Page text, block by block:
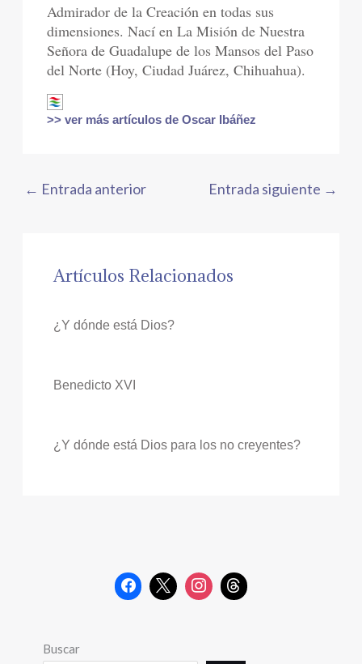
Admirador de la Creación en todas sus
dimensiones. Nací en La Misión de Nuestra
Señora de Guadalupe de los Mansos del Paso
del Norte (Hoy, Ciudad Juárez, Chihuahua).
>> ver más artículos de Oscar Ibáñez
← Entrada anterior Entrada siguiente →
Artículos Relacionados
¿Y dónde está Dios?
Benedicto XVI
¿Y dónde está Dios para los no creyentes?
Buscar